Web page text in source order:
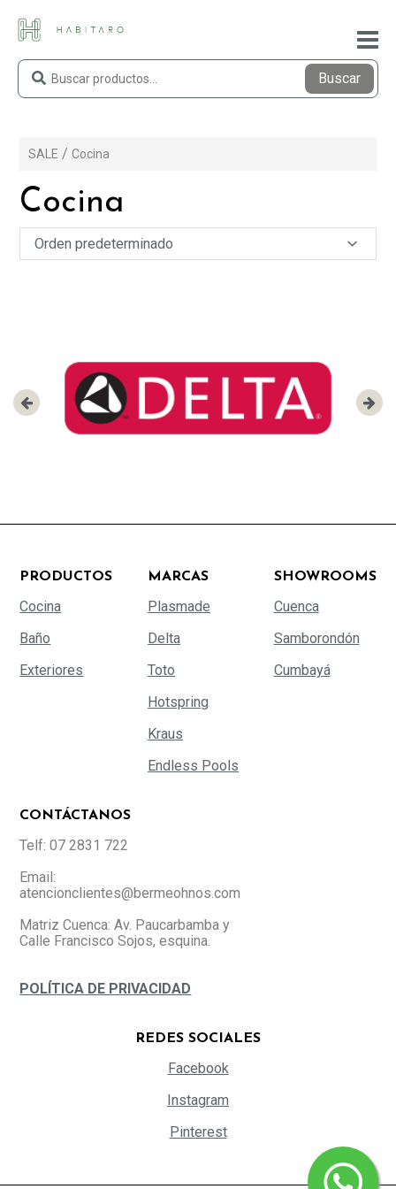
Buscar
SALE Cocina
Cocina
REDES SOCIALES
Facebook
Instagram
Pinterest
PRODUCTOS
Cocina
Baño
Exteriores
MARCAS
Plasmade
Delta
Toto
Hotspring
Kraus
Endless Pools
SHOWROOMS
Cuenca
Samborondón
Cumbayá
CONTÁCTANOS
Telf: 07 2831 722
Email:
atencionclientes@bermeohnos.com
Matriz Cuenca: Av. Paucarbamba y
Calle Francisco Sojos, esquina.
POLÍTICA DE PRIVACIDAD